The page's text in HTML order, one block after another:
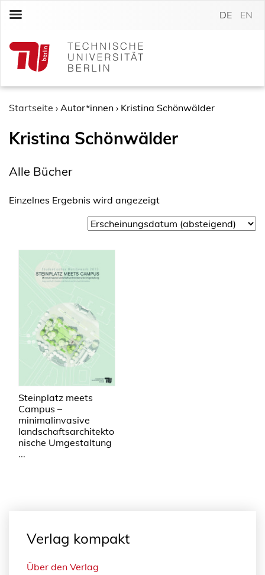
c
DE EN
Startseite › Autor*innen › Kristina Schönwälder
Kristina Schönwälder
Alle Bücher
Einzelnes Ergebnis wird angezeigt
Steinplatz meets
Campus –
minimalinvasive
landschaftsarchitekto
nische Umgestaltung
...
Verlag kompakt
Über den Verlag